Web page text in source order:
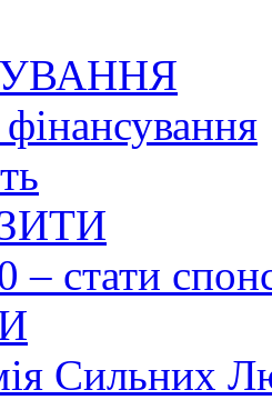
стати
Сильних